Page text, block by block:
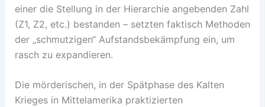
einer die Stellung in der Hierarchie angebenden Zahl
(Z1, Z2, etc.) bestanden – setzten faktisch Methoden
der „schmutzigen“ Aufstandsbekämpfung ein, um
rasch zu expandieren.
Die mörderischen, in der Spätphase des Kalten
Krieges in Mittelamerika praktizierten